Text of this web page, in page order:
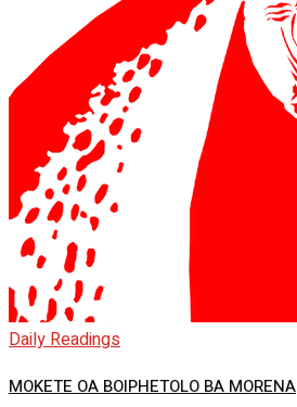
Daily Readings
MOKETE OA BOIPHETOLO BA MORENA